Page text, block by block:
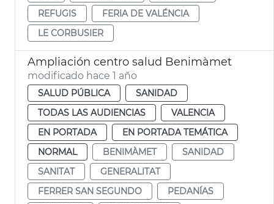
REFUGIS
FERIA DE VALÉNCIA
LE CORBUSIER
Ampliación centro salud Benimàmet
modificado hace 1 año
SALUD PÚBLICA
SANIDAD
TODAS LAS AUDIENCIAS
VALENCIA
EN PORTADA
EN PORTADA TEMÁTICA
NORMAL
BENIMÀMET
SANIDAD
SANITAT
GENERALITAT
FERRER SAN SEGUNDO
PEDANÍAS